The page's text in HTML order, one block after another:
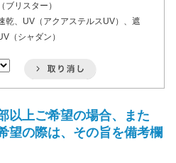
ブリスター）
乾、UV（アクアステルスUV）、遮
（シャダン）
以上ご希望の場合、また
望の際は、その旨を備考欄